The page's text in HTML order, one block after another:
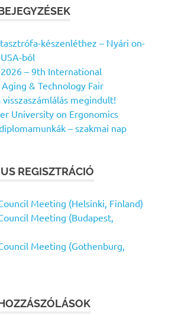
készenléthez – Nyári on-
ból
– 9th International
& Technology Fair
visszaszámlálás megindult!
University on Ergonomics
– szakmai nap
REGISZTRÁCIÓ
Meeting (Helsinki, Finland)
Meeting (Budapest,
Meeting (Gothenburg,